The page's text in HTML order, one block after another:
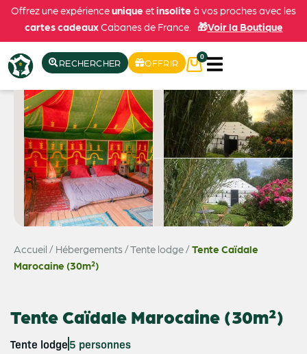
Offrez une expérienceunique etinsolite à vos proches avec les
cartes cadeauxCabanes de France. 🎁Voir la Boutique
RECHERCHER OFFRIR
0
Accueil / Hébergements/Tente lodge/Tente Caïdale
Marocaine (30m²)
Tente Caïdale Marocaine (30m²)
Tente lodge5 personnes